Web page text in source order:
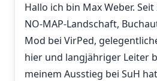
Hallo ich bin Max Weber.
NO-MAP-Landschaft,
Mod bei VirPed,
hier und langjähriger Leiter
meinem Ausstieg bei SuH